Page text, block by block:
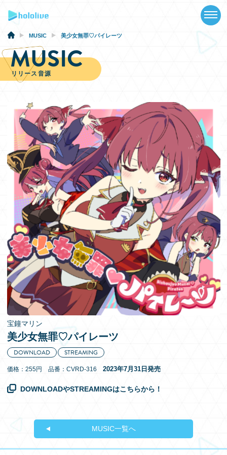
NEWS
EVENTS
VIDEOS
MUSIC
GOODS
SPECIAL
EN
MUSIC 美少女無罪♡パイレーツ
MUSIC
リリース音源
宝鐘マリン
美少女無罪♡パイレーツ
DOWNLOAD STREAMING
価格：255円 品番：CVRD-316 2023年7月31日発売
DOWNLOADやSTREAMINGはこちらから！
MUSIC一覧へ